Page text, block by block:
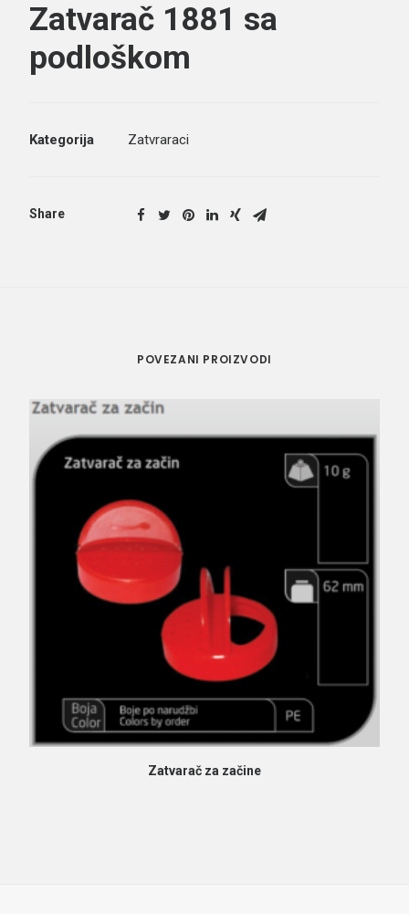
Zatvarač 1881 sa
podloškom
Kategorija Zatvraraci
Share
POVEZANI PROIZVODI
PROČITAJ VIŠE
Zatvarač za začine